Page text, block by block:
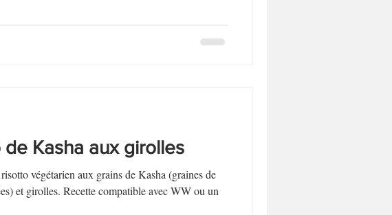
de Kasha aux girolles
végétarien aux grains de Kasha (graines de
et girolles. Recette compatible avec WW ou un